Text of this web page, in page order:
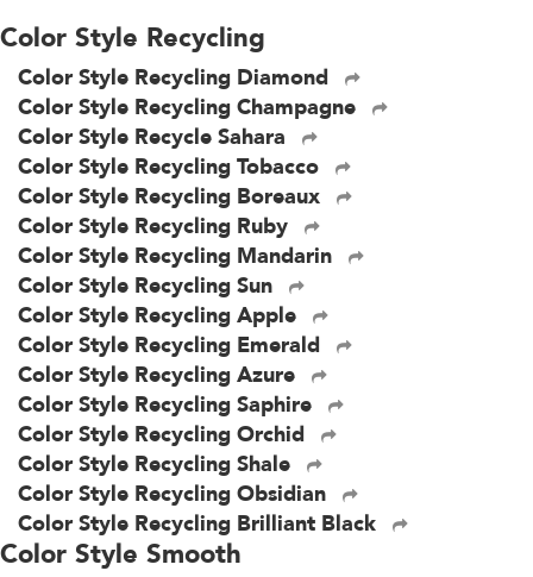
Color Style Recycling
Color Style Recycling Diamond
Color Style Recycling Champagne
Color Style Recycle Sahara
Color Style Recycling Tobacco
Color Style Recycling Boreaux
Color Style Recycling Ruby
Color Style Recycling Mandarin
Color Style Recycling Sun
Color Style Recycling Apple
Color Style Recycling Emerald
Color Style Recycling Azure
Color Style Recycling Saphire
Color Style Recycling Orchid
Color Style Recycling Shale
Color Style Recycling Obsidian
Color Style Recycling Brilliant Black
Color Style Smooth